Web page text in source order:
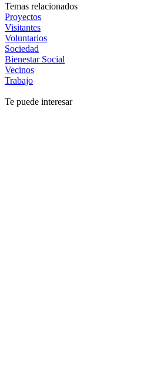
Temas relacionados
Proyectos
Visitantes
Voluntarios
Sociedad
Bienestar Social
Vecinos
Trabajo
Te puede interesar